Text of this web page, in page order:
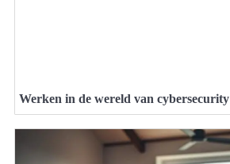
Werken in de wereld van cybersecurity